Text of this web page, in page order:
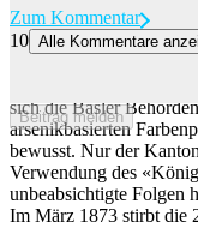
Beitrag melden
Zum Kommentar
10 Alle Kommentare
sich die Basler
arsenikbasierten
bewusst. Nur der
Verwendung des
unbeabsichtigte Folgen
Im März 1873 stirbt die